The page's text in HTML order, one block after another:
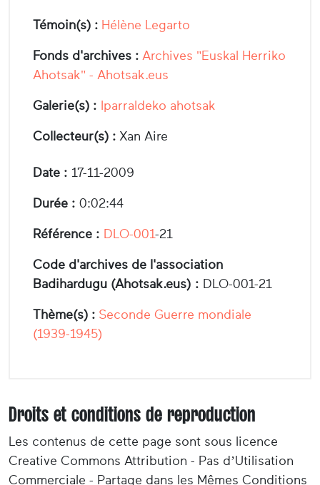
Témoin(s) : Hélène Legarto
Fonds d'archives : Archives "Euskal Herriko
Ahotsak" - Ahotsak.eus
Galerie(s) : Iparraldeko ahotsak
Collecteur(s) : Xan Aire
Date : 17-11-2009
Durée : 0:02:44
Référence : DLO-001-21
Code d'archives de l'association
Badihardugu (Ahotsak.eus) : DLO-001-21
Thème(s) : Seconde Guerre mondiale
(1939-1945)
Droits et conditions de reproduction
Les contenus de cette page sont sous licence
Creative Commons Attribution - Pas d’Utilisation
Commerciale - Partage dans les Mêmes Conditions